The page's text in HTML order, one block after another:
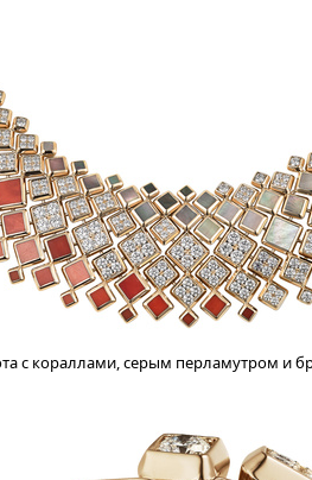
с кораллами, серым перламутром и